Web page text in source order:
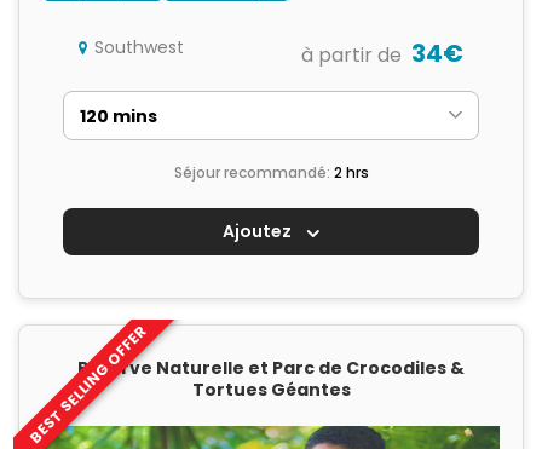
Southwest à partir de 34€
Séjour recommandé: 2 hrs
Ajoutez
Réserve Naturelle et Parc de Crocodiles &
Tortues Géantes
BEST SELLING OFFER